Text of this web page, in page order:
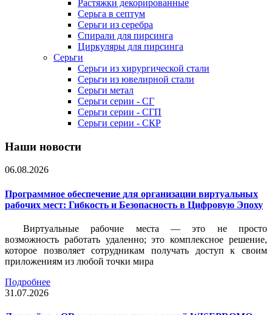
Растяжки декорированные
Серьга в септум
Серьги из серебра
Спирали для пирсинга
Циркуляры для пирсинга
Серьги
Серьги из хирургической стали
Серьги из ювелирной стали
Серьги метал
Серьги серии - СГ
Серьги серии - СГП
Серьги серии - СКР
Наши новости
06.08.2026
Программное обеспечение для организации виртуальных
рабочих мест: Гибкость и Безопасность в Цифровую Эпоху
Виртуальные рабочие места — это не просто
возможность работать удаленно; это комплексное решение,
которое позволяет сотрудникам получать доступ к своим
приложениям из любой точки мира
Подробнее
31.07.2026